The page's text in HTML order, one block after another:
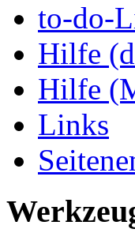
to-do-
Hilfe
Hilfe
Links